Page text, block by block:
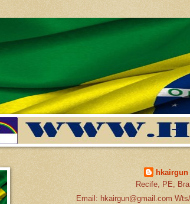
hkairgun
Recife, PE,
Email: hkairgun@gmail.com